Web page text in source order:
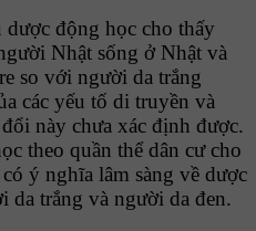
động học cho thấy
Nhật sống ở Nhật và
so với người da trắng
các yếu tố di truyền và
này chưa xác định được.
theo quần thể dân cư cho
ý nghĩa lâm sàng về dược
da trắng và người da đen.